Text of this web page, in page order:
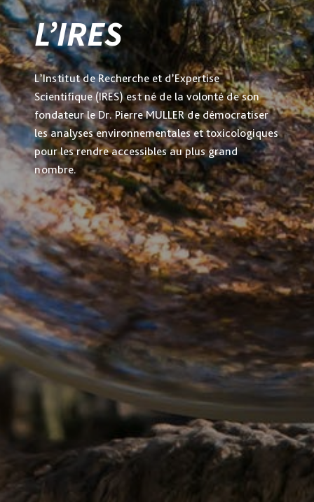
L’IRES
L’Institut de Recherche et d’Expertise
Scientifique (IRES) est né de la volonté de son
fondateur le Dr. Pierre MULLER de démocratiser
les analyses environnementales et toxicologiques
pour les rendre accessibles au plus grand
nombre.